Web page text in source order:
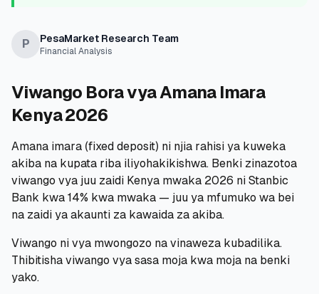
🛠️ZANA NA RASILIMALI
Hazina ya Mikopo
🌍Tuma Pesa
🏦Benki
🧮Vikokotoo
📰Blogu
P PesaMarket Research Team
Financial Analysis
Viwango Bora vya Amana Imara
Kenya 2026
Amana imara (fixed deposit) ni njia rahisi ya kuweka
akiba na kupata riba iliyohakikishwa. Benki zinazotoa
viwango vya juu zaidi Kenya mwaka 2026 ni Stanbic
Bank kwa 14% kwa mwaka — juu ya mfumuko wa bei
na zaidi ya akaunti za kawaida za akiba.
Viwango ni vya mwongozo na vinaweza kubadilika.
Thibitisha viwango vya sasa moja kwa moja na benki
yako.